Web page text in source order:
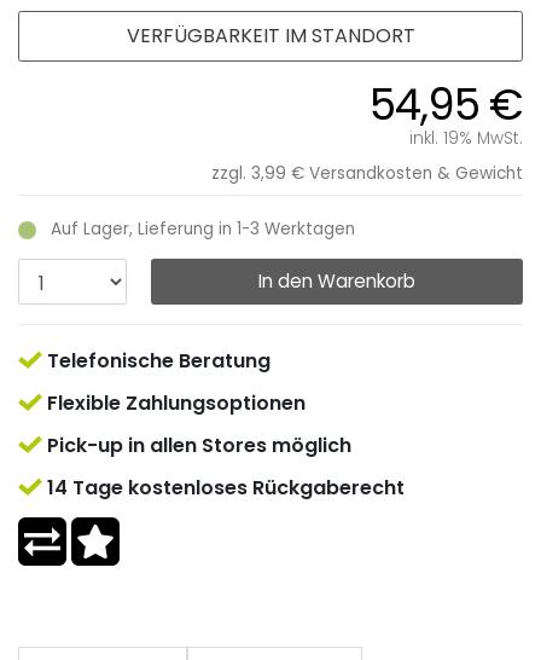
54,95 €
inkl. 19% MwSt.
zzgl. 3,99 € Versandkosten & Gewicht
Auf Lager, Lieferung in 1-3 Werktagen
In den Warenkorb
VERFÜGBARKEIT IM STANDORT
Telefonische Beratung
Flexible Zahlungsoptionen
Pick-up in allen Stores möglich
14 Tage kostenloses Rückgaberecht